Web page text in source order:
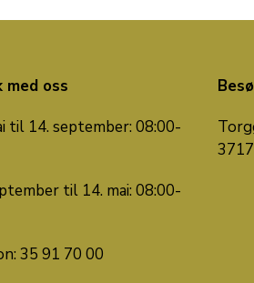
med oss
til 14. september: 08:00-
til 14. mai: 08:00-
35 91 70 00